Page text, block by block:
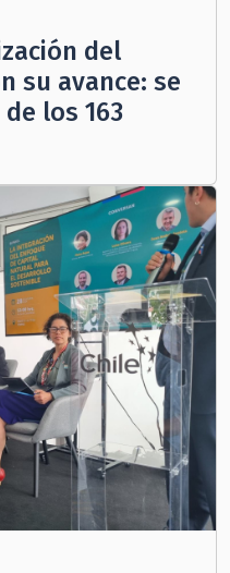
del
su avance: se
los 163